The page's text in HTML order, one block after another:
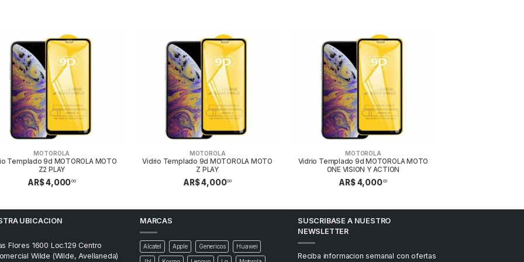
MOTOROLA
Templado 9d MOTOROLA MOTO
Z2 PLAY
AR$ 4,00000
MOTOROLA
Vidrio Templado 9d MOTOROLA MOTO
Z PLAY
AR$ 4,00000
MOTOROLA
Vidrio Templado 9d MOTOROLA MOTO
ONE VISION Y ACTION
AR$ 4,00000
UBICACION
Flores 1600 Loc.129 Centro
Wilde (Wilde, Avellaneda)
MARCAS
Alcatel Apple Genericos Huawei
SUSCRIBASE A NUESTRO
NEWSLETTER
Reciba informacion semanal con ofertas